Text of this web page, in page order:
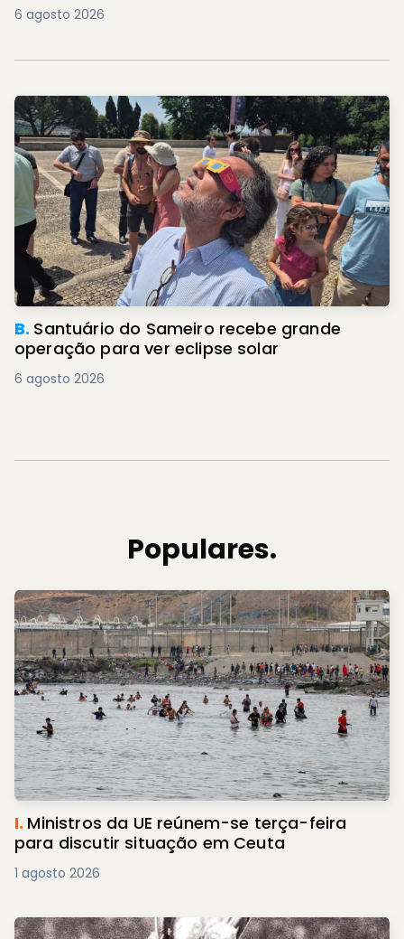
6 agosto 2026
B. Santuário do Sameiro recebe grande
operação para ver eclipse solar
6 agosto 2026
Populares.
I. Ministros da UE reúnem-se terça-feira
para discutir situação em Ceuta
1 agosto 2026